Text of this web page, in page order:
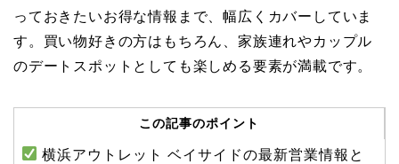
っておきたいお得な情報まで、幅広くカバーしていま
す。買い物好きの方はもちろん、家族連れやカップル
のデートスポットとしても楽しめる要素が満載です。
この記事のポイント
横浜アウトレット ベイサイドの最新営業情報と